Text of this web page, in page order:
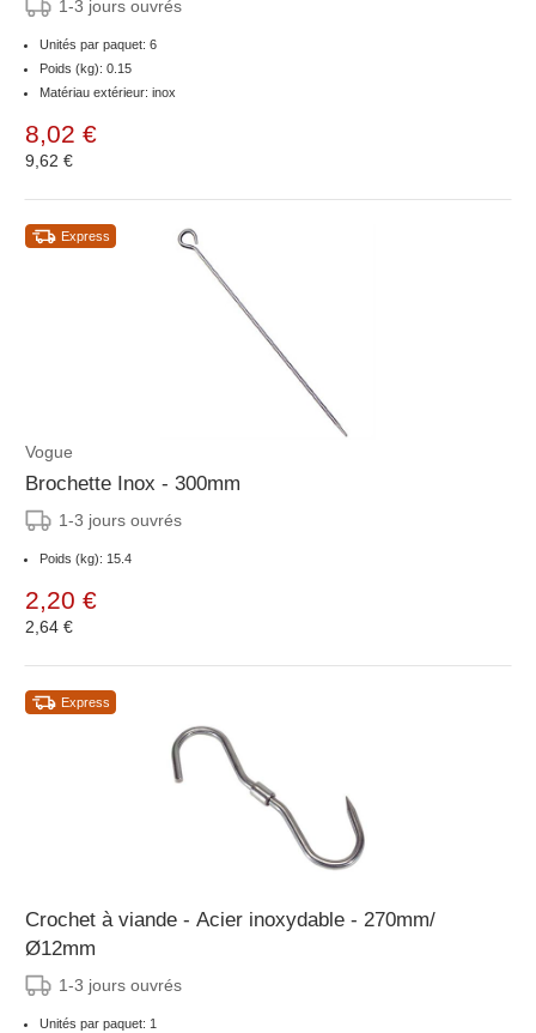
1-3 jours ouvrés
Unités par paquet: 6
Poids (kg): 0.15
Matériau extérieur: inox
8,02 €
9,62 €
Express
Vogue
Brochette Inox - 300mm
1-3 jours ouvrés
Poids (kg): 15.4
2,20 €
2,64 €
Express
Crochet à viande - Acier inoxydable - 270mm/
Ø12mm
1-3 jours ouvrés
Unités par paquet: 1